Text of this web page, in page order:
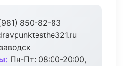
850-82-83
Пн-Пт: 08:00-20:00,